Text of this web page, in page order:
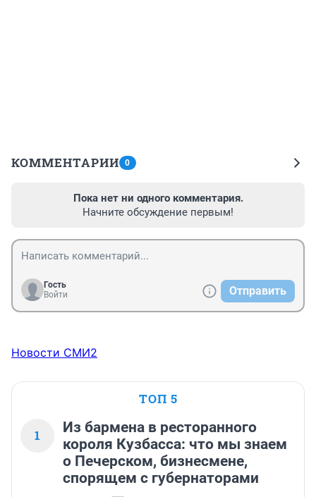
КОММЕНТАРИИ 0
Пока нет ни одного комментария.
Начните обсуждение первым!
Гость
Войти
Отправить
Новости СМИ2
ТОП 5
1
Из бармена в ресторанного
короля Кузбасса: что мы знаем
о Печерском, бизнесмене,
спорящем с губернаторами